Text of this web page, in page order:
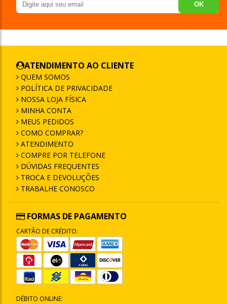
OK
ATENDIMENTO AO CLIENTE
QUEM SOMOS
POLÍTICA DE PRIVACIDADE
NOSSA LOJA FÍSICA
MINHA CONTA
MEUS PEDIDOS
COMO COMPRAR?
ATENDIMENTO
COMPRE POR TELEFONE
DÚVIDAS FREQUENTES
TROCA E DEVOLUÇÕES
TRABALHE CONOSCO
FORMAS DE PAGAMENTO
CARTÃO DE CRÉDITO:
DÉBITO ONLINE: